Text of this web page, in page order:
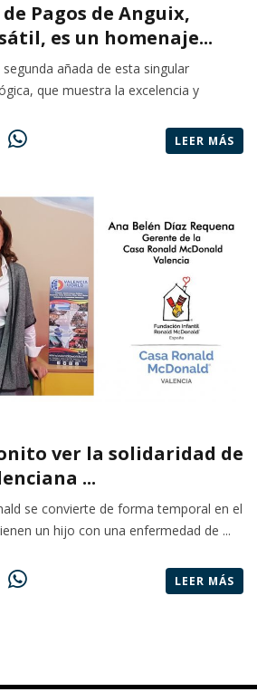
de Pagos de Anguix,
es un homenaje...
añada de esta singular
que muestra la excelencia y
LEER MÁS
ver la solidaridad de
...
se convierte de forma temporal en el
un hijo con una enfermedad de ...
LEER MÁS